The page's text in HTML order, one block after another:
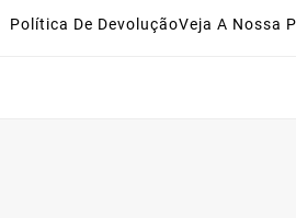
Política De DevoluçãoVeja A Nossa